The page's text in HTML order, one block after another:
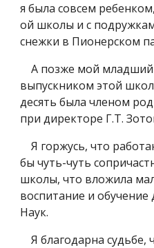
я была совсем
ой школы и с
снежки в Пионерском
А позже мой младший
выпускником этой
десять была членом
при директоре Г.Т.
Я горжусь, что
бы чуть-чуть
школы, что вложила
воспитание и
Наук.
Я благодарна судьбе,